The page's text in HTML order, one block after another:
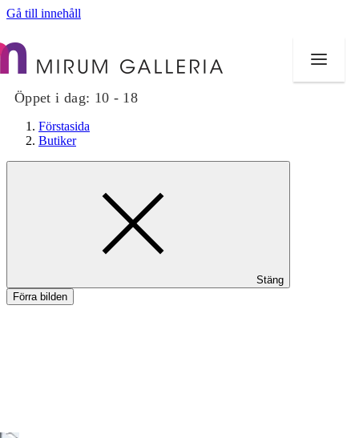
Gå till innehåll
Öppet i dag: 10 - 18
Mat och dryck
Evenemang
Förstasida
Butiker
Stäng
Förra bilden